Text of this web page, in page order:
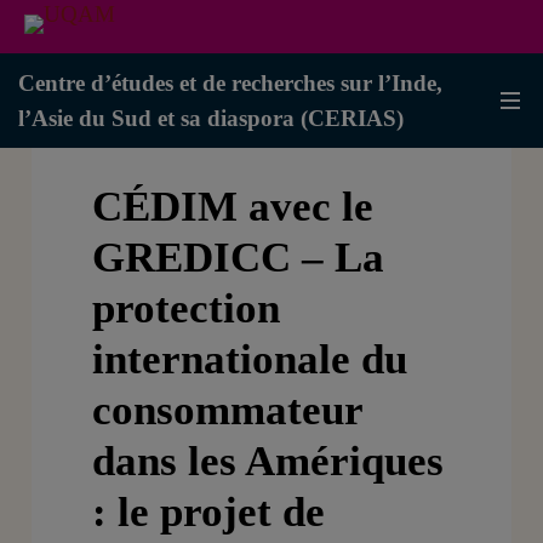
Centre d’études et de recherches sur l’Inde,
l’Asie du Sud et sa diaspora (CERIAS)
CÉDIM avec le
GREDICC – La
protection
internationale du
consommateur
dans les Amériques
: le projet de